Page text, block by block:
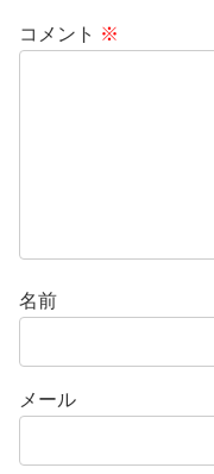
コメント ※
名前
メール